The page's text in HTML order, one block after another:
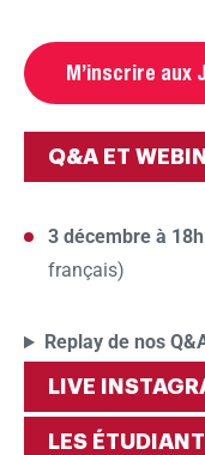
M’inscrire aux
Q&A ET
3 décembre à
français)
Replay de nos
LIVE
LES